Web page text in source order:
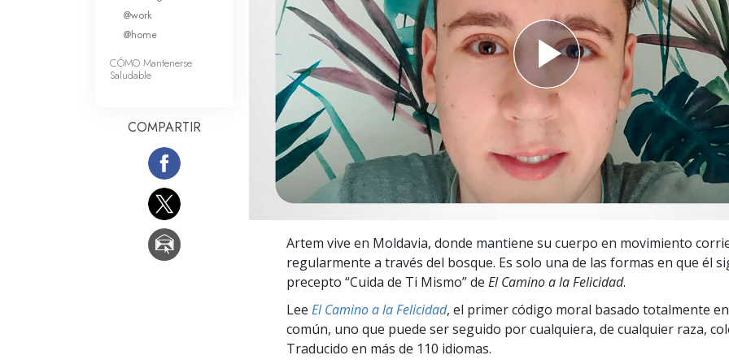
Amor y Odio: ¿Qué es Grandeza?
Artem vive en Moldavia, donde mantiene su cuerpo en movimiento
regularmente a través del bosque. Es solo una de las formas en que él
precepto “Cuida de Ti Mismo” de El Camino a la Felicidad.
Lee El Camino a la Felicidad, el primer código moral basado totalmente
común, uno que puede ser seguido por cualquiera, de cualquier raza,
Traducido en más de 110 idiomas.
@work
@home
CÓMO Mantenerse
Saludable
COMPARTIR